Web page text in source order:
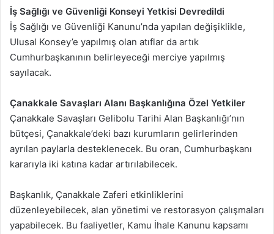
İş Sağlığı ve Güvenliği Konseyi Yetkisi Devredildi
İş Sağlığı ve Güvenliği Kanunu’nda yapılan değişiklikle,
Ulusal Konsey’e yapılmış olan atıflar da artık
Cumhurbaşkanının belirleyeceği merciye yapılmış
sayılacak.
Çanakkale Savaşları Alanı Başkanlığına Özel Yetkiler
Çanakkale Savaşları Gelibolu Tarihi Alan Başkanlığı’nın
bütçesi, Çanakkale’deki bazı kurumların gelirlerinden
ayrılan paylarla desteklenecek. Bu oran, Cumhurbaşkanı
kararıyla iki katına kadar artırılabilecek.
Başkanlık, Çanakkale Zaferi etkinliklerini
düzenleyebilecek, alan yönetimi ve restorasyon çalışmaları
yapabilecek. Bu faaliyetler, Kamu İhale Kanunu kapsamı